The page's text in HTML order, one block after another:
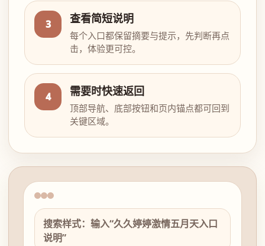
3 查看简短说明
每个入口都保留摘要与提示，先判断再点
击，体验更可控。
4 需要时快速返回
顶部导航、底部按钮和页内锚点都可回到
关键区域。
搜索样式：输入“久久婷婷激情五月天入口
说明”